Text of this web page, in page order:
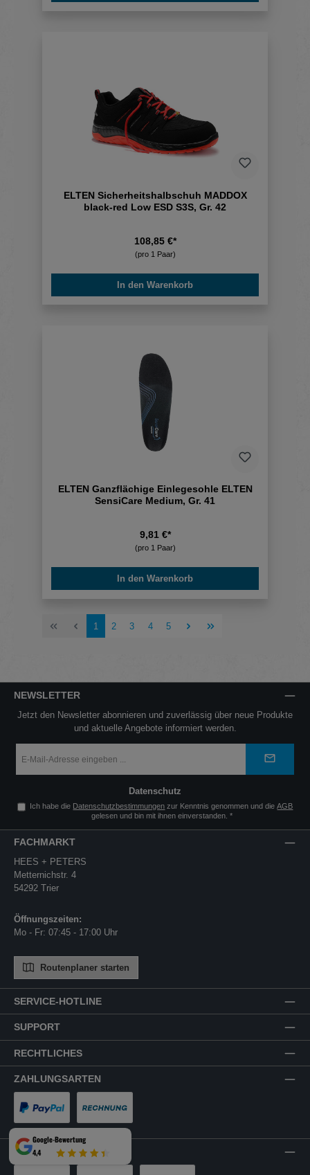
ELTEN Sicherheitshalbschuh MADDOX
black-red Low ESD S3S, Gr. 42
108,85 €*
(pro 1 Paar)
In den Warenkorb
ELTEN Ganzflächige Einlegesohle ELTEN
SensiCare Medium, Gr. 41
9,81 €*
(pro 1 Paar)
In den Warenkorb
Seite
1 Seite
2 Seite
3 Seite
4 Seite
5
NEWSLETTER
Jetzt den Newsletter abonnieren und zuverlässig über neue Produkte
und aktuelle Angebote informiert werden.
Mail-
*
Datenschutz
Ich habe die Datenschutzbestimmungen zur Kenntnis genommen und dieAGB
gelesen und bin mit ihnen einverstanden. *
SERVICE-HOTLINE
SUPPORT
RECHTLICHES
ZAHLUNGSARTEN
PayPal Rechnung
VERSANDARTEN
FACHMARKT
HEES + PETERS
Metternichstr. 4
54292 Trier
Öffnungszeiten:
Mo - Fr: 07:45 - 17:00 Uhr
Routenplaner starten
Google-Bewertung
4,4